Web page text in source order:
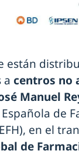
están
a centros no
Manuel
de
en el
de